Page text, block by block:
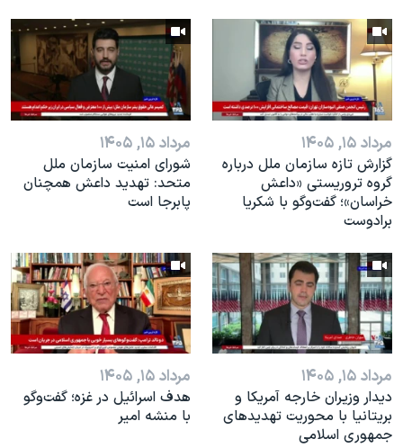
مرداد ۱۵, ۱۴۰۵
گزارش تازه سازمان ملل درباره
گروه تروریستی «داعش
خراسان»؛ گفت‌وگو با شکریا
برادوست
مرداد ۱۵, ۱۴۰۵
شورای امنیت سازمان ملل
متحد: تهدید داعش همچنان
پابرجا است
مرداد ۱۵, ۱۴۰۵
دیدار وزیران خارجە آمریکا و
بریتانیا با محوریت تهدیدهای
جمهوری اسلامی
مرداد ۱۵, ۱۴۰۵
هدف اسرائیل در غزه؛ گفت‌وگو
با منشه امیر